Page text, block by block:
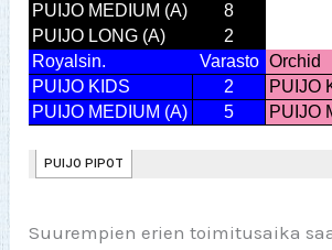
Suurempien erien toimitusaika